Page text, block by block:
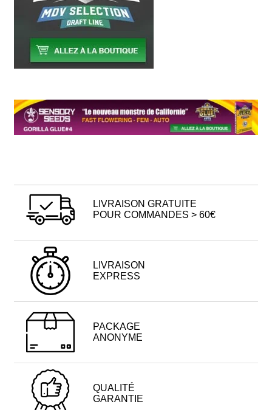
LIVRAISON GRATUITE
POUR COMMANDES > 60€
LIVRAISON
EXPRESS
PACKAGE
ANONYME
QUALITÉ
GARANTIE